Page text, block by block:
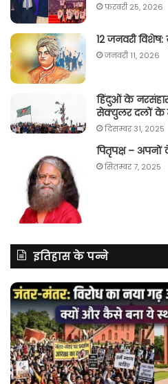
फ़रवरी 25, 2026
12 जनवरी विशेष:
जनवरी 11, 2026
हिंदुओं के
सेक्युलर दलों के
दिसम्बर 31, 2025
पितृपक्ष – अपनों के
सितम्बर 7, 2025
इतिहास के पन्ने